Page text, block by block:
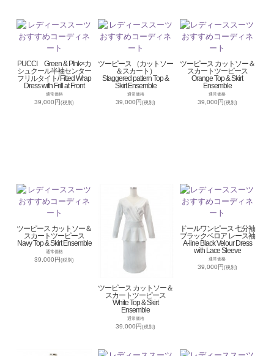
PUCCI Green & PInk×カ
シュクール半袖センター
フリルタイト/ Fitted Wrap
Dress with Frill at Front
通常価格
39,000円(税別)
ツーピース （カットソー
＆スカート）
Staggered pattern Top &
Skirt Ensemble
通常価格
39,000円(税別)
ツーピース カットソー＆
スカートツーピース
Orange Top & Skirt
Ensemble
通常価格
39,000円 (税別)
ツーピース カットソー＆
スカートツーピース
Navy Top & Skirt Ensemble
通常価格
39,000円(税別)
ツーピース カットソー＆
スカートツーピース
White Top & Skirt
Ensemble
通常価格
39,000円(税別)
ドールワンピース 七分袖
ブラックベロア レース袖
A-line Black Velour Dress
with Lace Sleeve
通常価格
39,000円 (税別)